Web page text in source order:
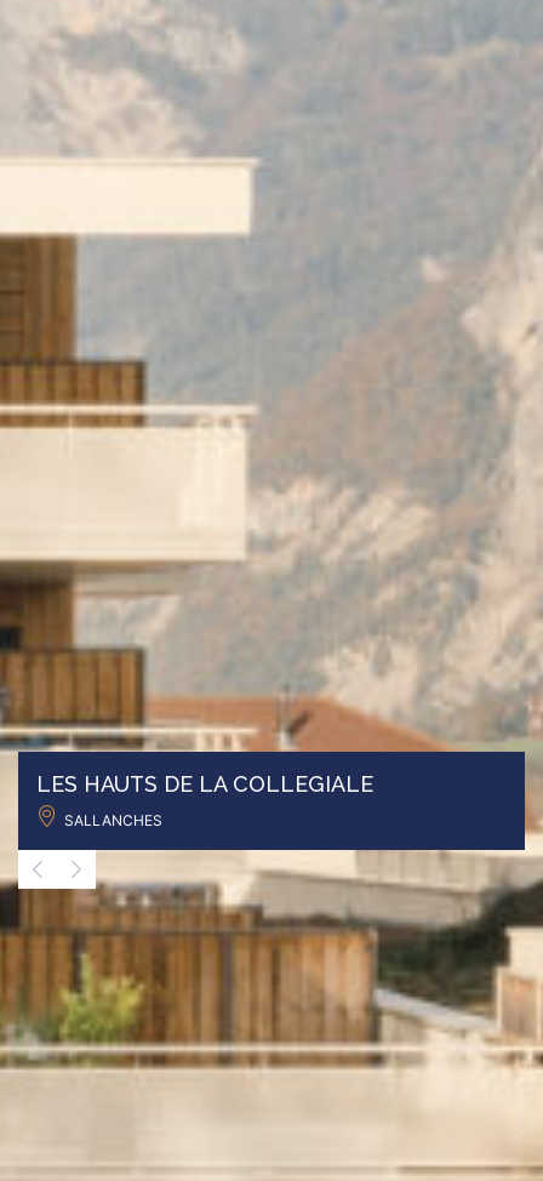
LES HAUTS DE LA COLLEGIALE
SALLANCHES